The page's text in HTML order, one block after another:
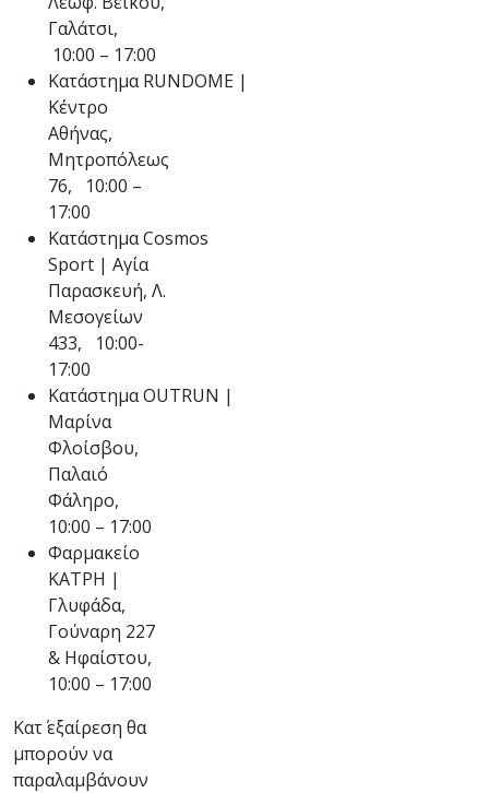
Γαλάτσι,
10:00 – 17:00
Κατάστημα RUNDOME |
Κέντρο
Αθήνας,
Μητροπόλεως
76, 10:00 –
17:00
Κατάστημα Cosmos
Sport | Αγία
Παρασκευή, Λ.
Μεσογείων
433, 10:00-
17:00
Κατάστημα OUTRUN |
Μαρίνα
Φλοίσβου,
Παλαιό
Φάληρο,
10:00 – 17:00
Φαρμακείο
ΚΑΤΡΗ |
Γλυφάδα,
Γούναρη 227
& Ηφαίστου,
10:00 – 17:00
Κατ΄ εξαίρεση θα
μπορούν να
παραλαμβάνουν